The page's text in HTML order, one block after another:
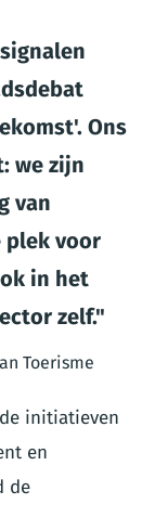
Ons
we zijn
van
plek voor
in het
zelf.
Toerisme
initiatieven
en
de